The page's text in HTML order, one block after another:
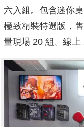
六入組。包含迷你
極致精裝特選版，
量現場 20 組、線上